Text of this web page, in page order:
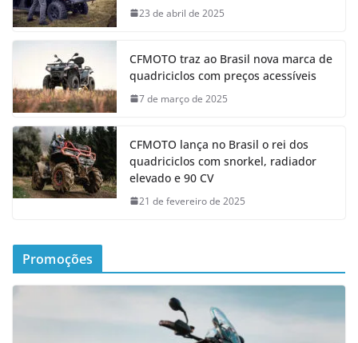
23 de abril de 2025
CFMOTO traz ao Brasil nova marca de
quadriciclos com preços acessíveis
7 de março de 2025
CFMOTO lança no Brasil o rei dos
quadriciclos com snorkel, radiador
elevado e 90 CV
21 de fevereiro de 2025
Promoções